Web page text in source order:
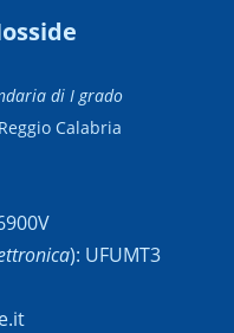
di I grado
Calabria
): UFUMT3